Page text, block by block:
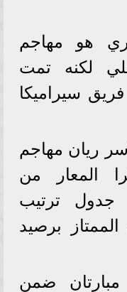
هو مهاجم
لكنه تمت
سيراميكا
ريان مهاجم
المعار من
جدول ترتيب
برصيد
مبارتان ضمن